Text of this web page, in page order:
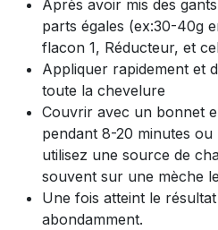
Après avoir mis des
parts égales (ex:30-40g
flacon 1, Réducteur, et
Appliquer rapidement et
toute la chevelure
Couvrir avec un bonnet
pendant 8-20 minutes
utilisez une source de
souvent sur une mèche
Une fois atteint le
abondamment.